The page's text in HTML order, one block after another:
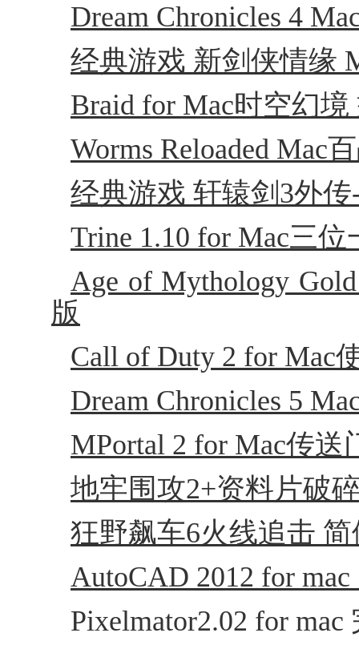
Dream Chronicles 4
经典游戏 新剑侠情缘
Braid for Mac时空幻
Worms Reloaded Mac
经典游戏 轩辕剑3外
Trine 1.10 for Mac三
Age of Mythology
版
Call of Duty 2 for Mac
Dream Chronicles 5
MPortal 2 for Mac传
地牢围攻2+资料片破
狂野飙车6火线追击 简
AutoCAD 2012 for
Pixelmator2.02 for